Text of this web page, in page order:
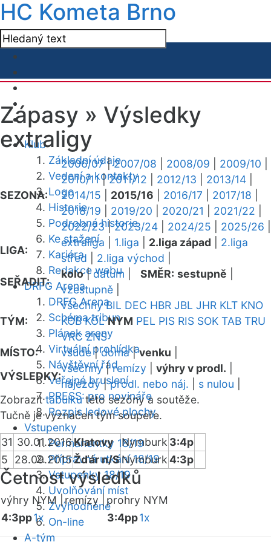
HC Kometa Brno
Klub
Základní údaje
Vedení a kontakty
Logo
Historie
Podrobná historie
Ke stažení
Kariéra
Redakce webu
DRFG Arena
DRFG Arena
Schéma tribun
Plánek areny
Virtuální prohlídka
Návštěvní řád
Veřejné bruslení
PRESS: pro novináře
Rozpis ledové plochy
Vstupenky
Permanentky 18/19
Přípravná utkání 18/19
Vstupenky 18/19
Uvolňování míst
Zvýhodněné
On-line
A-tým
Zápasy » Výsledky
extraligy
SEZONA:
2006/07|2007/08 2008/09 2009/10
2010/11|2011/12 2012/13 2013/14
2014/15
2015/16 2016/17 2017/18
2018/19
2019/20 2020/21 2021/22
2022/23|2023/24 2024/25 2025/26
LIGA:
extraliga 1.liga 2.liga západ
2.liga
střed
2.liga východ
SEŘADIT:
kolo|datum SMĚR: sestupně
vzestupně
TÝM:
všechny BIL DEC HBR JBL JHR KLT KNO
KOB KOL NYM PEL PIS RIS SOK TAB TRU
VRC ZNS
MÍSTO:
všude|doma|venku
VÝSLEDKY:
všechny|remízy výhry v prodl.
nájezdy|prodl. nebo náj. s nulou
Zobrazittabulkutéto sezóny a soutěže.
Tučně je vyznačen tým soupeře.
31 30.01.2016Klatovy Nymburk 3:4p
5
28.09.2015Žďár n/SNymburk4:3p
Četnost výsledků
výhry NYM | remízy |
prohry NYM
4:3pp1x 3:4pp1x